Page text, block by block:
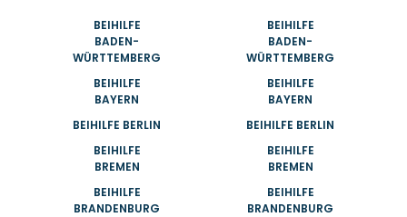
BEIHILFE
BADEN-
WÜRTTEMBERG
BEIHILFE
BAYERN
BEIHILFE BERLIN
BEIHILFE
BREMEN
BEIHILFE
BRANDENBURG
BEIHILFE
BADEN-
WÜRTTEMBERG
BEIHILFE
BAYERN
BEIHILFE BERLIN
BEIHILFE
BREMEN
BEIHILFE
BRANDENBURG